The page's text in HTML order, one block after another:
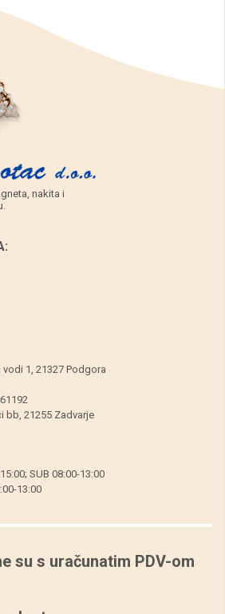
nakita i
vodi 1, 21327 Podgora
bb, 21255 Zadvarje
SUB 08:00-13:00
13:00
su s uračunatim PDV-om